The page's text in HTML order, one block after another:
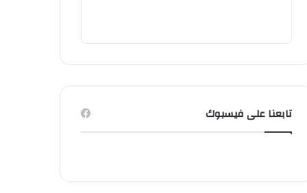
تابعنا على فيسبوك